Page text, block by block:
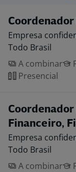
Coordenador
Empresa
Todo Brasil
A combinar
Presencial
Financeiro,
Empresa
Todo Brasil
A combinar